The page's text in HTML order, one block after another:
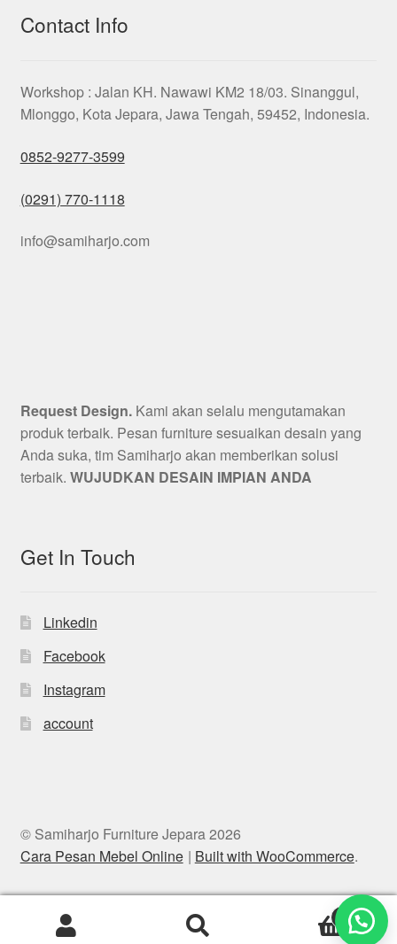
Contact Info
Workshop : Jalan KH. Nawawi KM2 18/03. Sinanggul,
Mlonggo, Kota Jepara, Jawa Tengah, 59452, Indonesia.
0852-9277-3599
(0291) 770-1118
info@samiharjo.com
Request Design.Kami akan selalu mengutamakan
produk terbaik. Pesan furniture sesuaikan desain yang
Anda suka, tim Samiharjo akan memberikan solusi
terbaik. WUJUDKAN DESAIN IMPIAN ANDA
Get In Touch
Linkedin
Facebook
Instagram
account
© Samiharjo Furniture Jepara 2026
Cara Pesan Mebel Online
Built with WooCommerce.